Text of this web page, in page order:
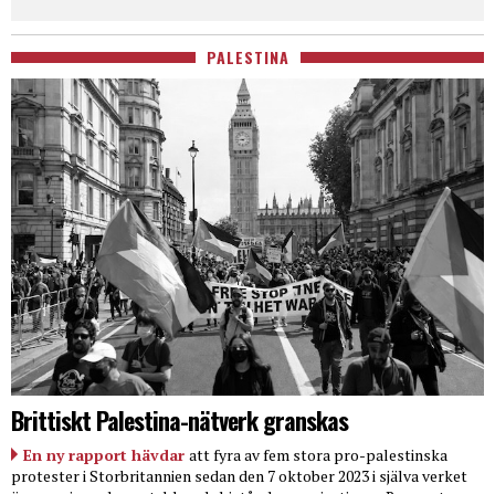
PALESTINA
Brittiskt Palestina-nätverk granskas
En ny rapport hävdar att fyra av fem stora pro-palestinska
protester i Storbritannien sedan den 7 oktober 2023 i själva verket